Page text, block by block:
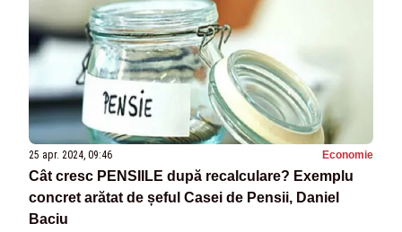
25 apr. 2024, 09:46 Economie
Cât cresc PENSIILE după recalculare? Exemplu
concret arătat de șeful Casei de Pensii, Daniel
Baciu